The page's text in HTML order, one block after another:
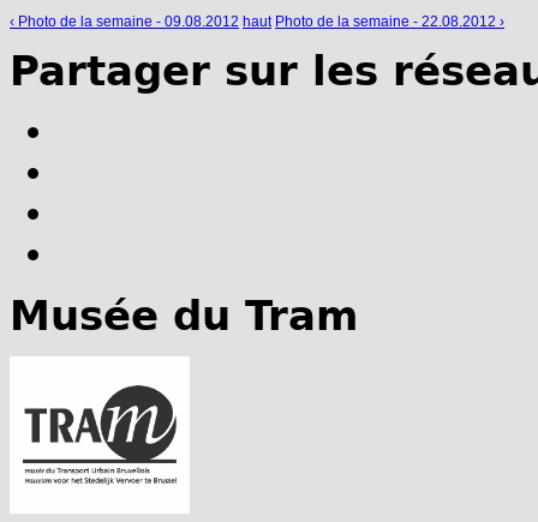
‹ Photo de la semaine - 09.08.2012 haut Photo de la semaine - 22.08.2012 ›
Partager sur les
Musée du Tram